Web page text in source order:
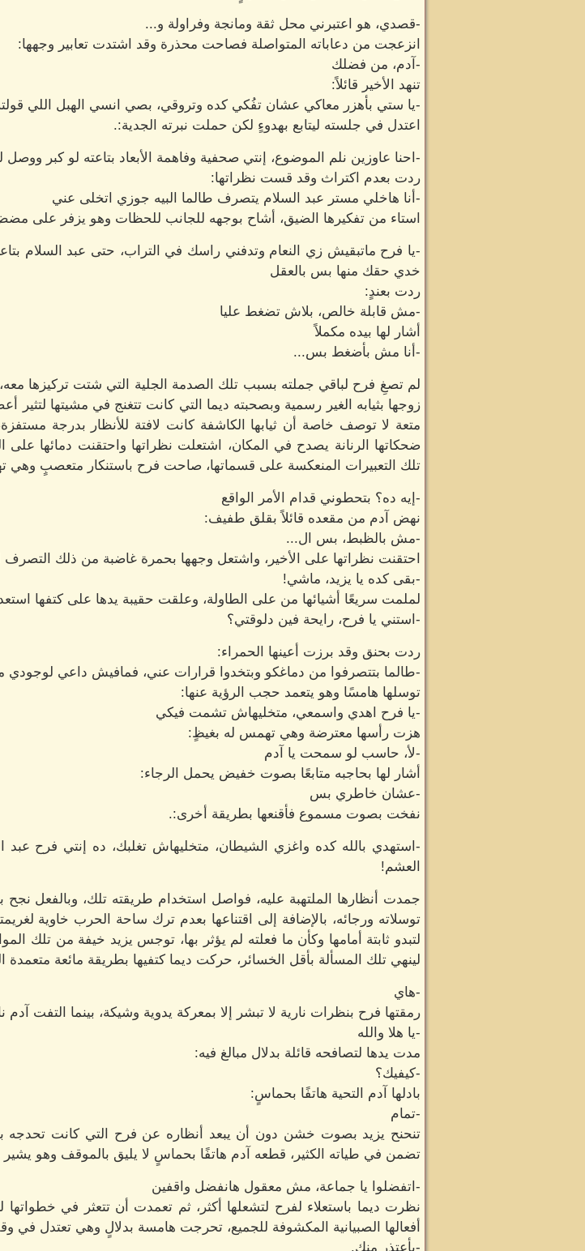
-قصدي، هو اعتبرني محل ثقة ومانجة وفراولة و...
انزعجت من دعاباته المتواصلة فصاحت محذرة وقد اشتدت تعابير وجهها:
-آدم، من فضلك
تنهد الأخير قائلاً:
-يا ستي بأهزر معاكي عشان تفُكي كده وتروقي، بصي انسي الهبل اللي
اعتدل في جلسته ليتابع بهدوءٍ لكن حملت نبرته الجدية:.
-احنا عاوزين نلم الموضوع، إنتي صحفية وفاهمة الأبعاد بتاعته لو كبر ووصل
ردت بعدم اكتراث وقد قست نظراتها:
-أنا هاخلي مستر عبد السلام يتصرف طالما البيه جوزي اتخلى عني
استاء من تفكيرها الضيق، أشاح بوجهه للجانب للحظات وهو يزفر على
-يا فرح ماتبقيش زي النعام وتدفني راسك في التراب، حتى عبد السلام
خدي حقك منها بس بالعقل
ردت بعندٍ:
-مش قابلة خالص، بلاش تضغط عليا
أشار لها بيده مكملاً
-أنا مش بأضغط بس...
لم تصغِ فرح لباقي جملته بسبب تلك الصدمة الجلية التي شتت تركيزها معه،
زوجها بثيابه الغير رسمية وبصحبته ديما التي كانت تتغنج في مشيتها لتثير
متعة لا توصف خاصة أن ثيابها الكاشفة كانت لافتة للأنظار بدرجة
ضحكاتها الرنانة يصدح في المكان، اشتعلت نظراتها واحتقنت دمائها على
تلك التعبيرات المنعكسة على قسماتها، صاحت فرح باستنكار متعصبٍ وهي
-إيه ده؟ بتحطوني قدام الأمر الواقع
نهض آدم من مقعده قائلاً بقلق طفيف:
-مش بالظبط، بس ال...
احتقنت نظراتها على الأخير، واشتعل وجهها بحمرة غاضبة من ذلك التصرف
-بقى كده يا يزيد، ماشي!
لملمت سريعًا أشيائها من على الطاولة، وعلقت حقيبة يدها على كتفها
-استني يا فرح، رايحة فين دلوقتي؟
ردت بحنق وقد برزت أعينها الحمراء:
-طالما بتتصرفوا من دماغكو وبتخدوا قرارات عني، فمافيش داعي
توسلها هامسًا وهو يتعمد حجب الرؤية عنها:
-يا فرح اهدي واسمعي، متخليهاش تشمت فيكي
هزت رأسها معترضة وهي تهمس له بغيظٍ:
-لأ، حاسب لو سمحت يا آدم
أشار لها بحاجبه متابعًا بصوت خفيض يحمل الرجاء:
-عشان خاطري بس
نفخت بصوت مسموع فأقنعها بطريقة أخرى:.
-استهدي بالله كده واغزي الشيطان، متخليهاش تغلبك، ده إنتي فرح
العشم!
جمدت أنظارها الملتهبة عليه، فواصل استخدام طريقته تلك، وبالفعل
توسلاته ورجائه، بالإضافة إلى اقتناعها بعدم ترك ساحة الحرب خاوية
لتبدو ثابتة أمامها وكأن ما فعلته لم يؤثر بها، توجس يزيد خيفة من تلك
لينهي تلك المسألة بأقل الخسائر، حركت ديما كتفيها بطريقة مائعة متعمدة
-هاي
رمقتها فرح بنظرات نارية لا تبشر إلا بمعركة يدوية وشيكة، بينما التفت آدم
-يا هلا والله
مدت يدها لتصافحه قائلة بدلال مبالغ فيه:
-كيفيك؟
بادلها آدم التحية هاتفًا بحماسٍ:
-تمام
تنحنح يزيد بصوت خشن دون أن يبعد أنظاره عن فرح التي كانت تحدجه
تضمن في طياته الكثير، قطعه آدم هاتفًا بحماسٍ لا يليق بالموقف وهو يشير
-اتفضلوا يا جماعة، مش معقول هانفضل واقفين
نظرت ديما باستعلاء لفرح لتشعلها أكثر، ثم تعمدت أن تتعثر في
أفعالها الصبيانية المكشوفة للجميع، تحرجت هامسة بدلالٍ وهي تعتدل في
-بأعتذر منك.